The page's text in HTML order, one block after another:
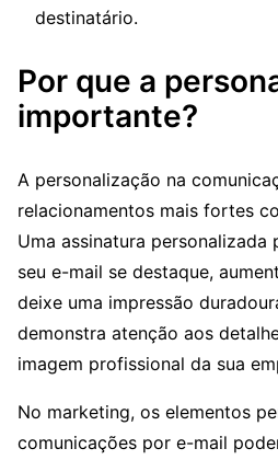
destinatário.
Por que a
importante?
A personalização na
relacionamentos mais fortes
Uma assinatura
seu e-mail se destaque,
deixe uma impressão
demonstra atenção aos
imagem profissional da sua
No marketing, os elementos
comunicações por e-mail